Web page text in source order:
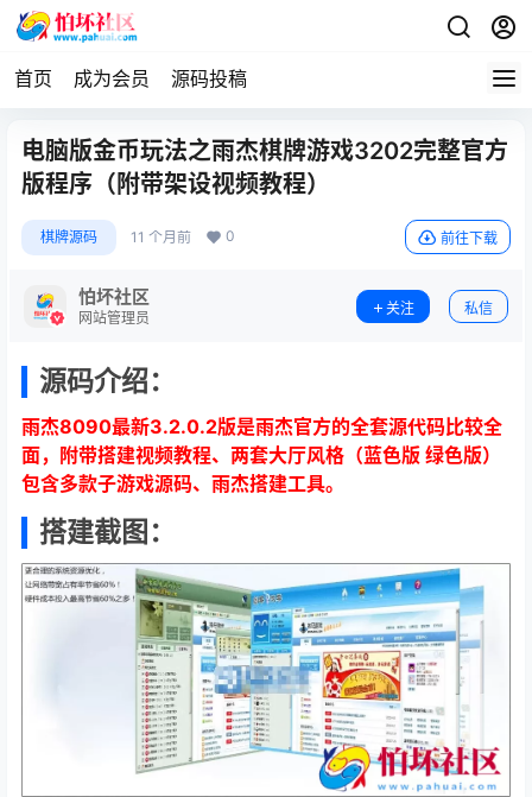
首页 成为会员 源码投稿
电脑版金币玩法之雨杰棋牌游戏3202完整官方
版程序（附带架设视频教程）
棋牌源码 11 个月前 0 前往下载
怕坏社区
网站管理员
关注 私信
源码介绍：
雨杰8090最新3.2.0.2版是雨杰官方的全套源代码比较全
面，附带搭建视频教程、两套大厅风格（蓝色版 绿色版）
包含多款子游戏源码、雨杰搭建工具。
搭建截图：